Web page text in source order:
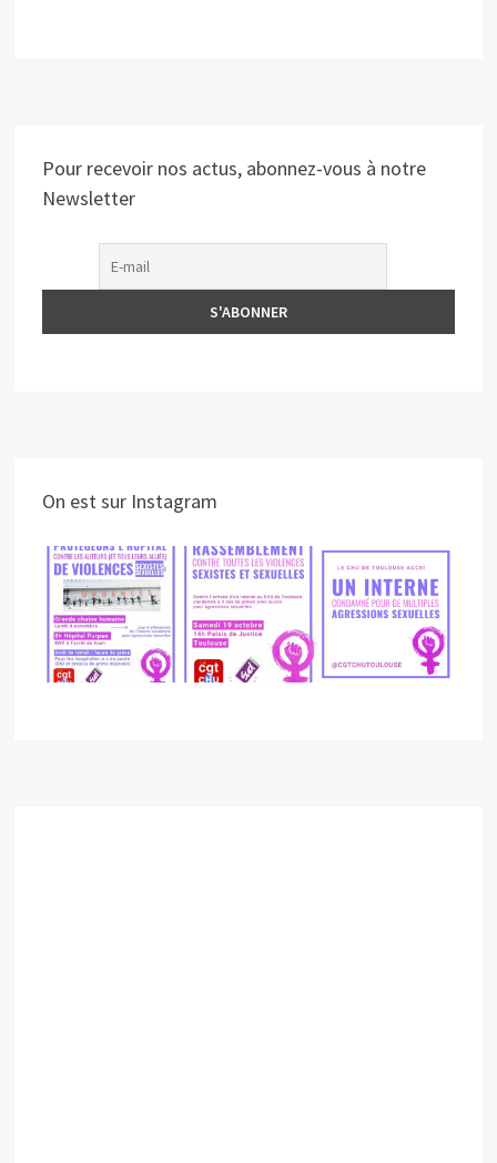
Pour recevoir nos actus, abonnez-vous à notre
Newsletter
On est sur Instagram